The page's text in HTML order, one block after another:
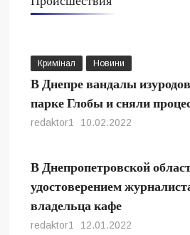
Кримінал Новини
В Днепре вандалы
парке Глобы и сняли
redaktor1 10.02.2022
В Днепропетровской
удостоверением
владельца кафе
redaktor1 12.01.2022